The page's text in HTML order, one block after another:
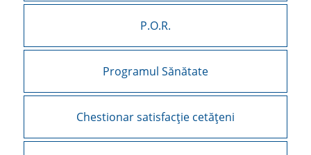
P.O.R.
Programul Sănătate
Chestionar satisfacție cetățeni